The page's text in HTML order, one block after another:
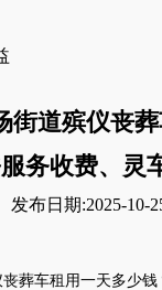
街道殡仪丧
务收费、灵
发布日期:2025-10-
丧葬车租用一天多少钱